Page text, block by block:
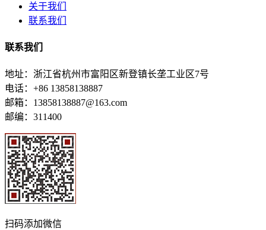
关于我们
联系我们
联系我们
地址：浙江省杭州市富阳区新登镇长垄工业区7号
电话：+86 13858138887
邮箱：13858138887@163.com
邮编：311400
扫码添加微信